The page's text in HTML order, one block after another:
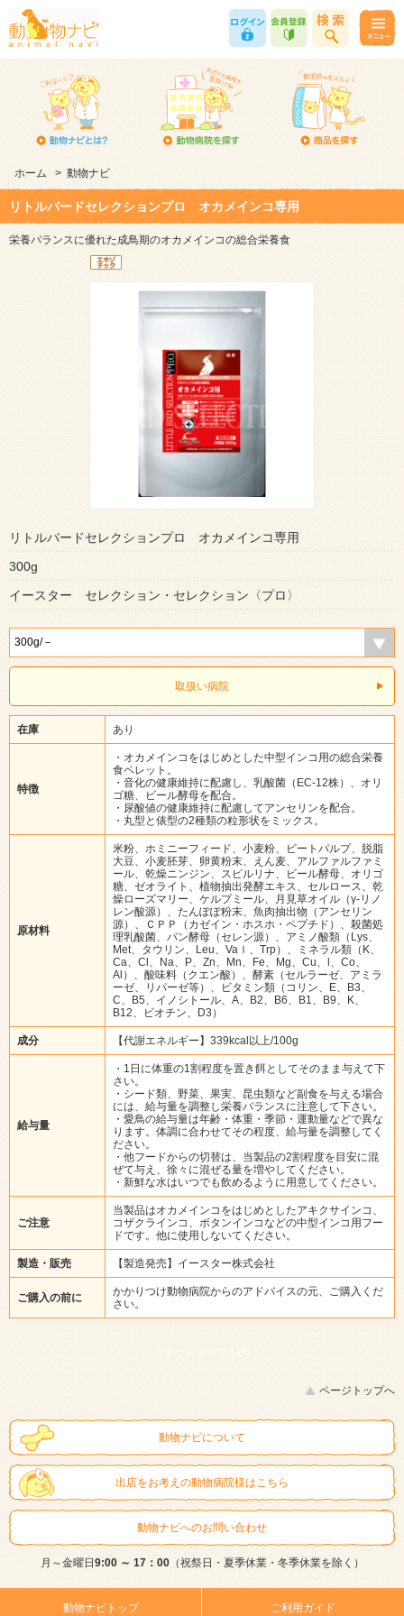
ホーム > 動物ナビ
リトルバードセレクションプロ オカメインコ専用
栄養バランスに優れた成鳥期のオカメインコの総合栄養食
リトルバードセレクションプロ オカメインコ専用
300g
イースター セレクション・セレクション〈プロ〉
取扱い病院
在庫 あり
特徴
・オカメインコをはじめとした中型インコ用の総合栄養
食ペレット。
・音化の健康維持に配慮し、乳酸菌（EC-12株）、オリ
ゴ糖、ビール酵母を配合。
・尿酸値の健康維持に配慮してアンセリンを配合。
・丸型と俵型の2種類の粒形状をミックス。
原材料
米粉、ホミニーフィード、小麦粉、ビートパルプ、脱脂
大豆、小麦胚芽、卵黄粉末、えん麦、アルファルファミ
ール、乾燥ニンジン、スピルリナ、ビール酵母、オリゴ
糖、ゼオライト、植物抽出発酵エキス、セルロース、乾
燥ローズマリー、ケルプミール、月見草オイル（γ-リノ
レン酸源）、たんぽぽ粉末、魚肉抽出物（アンセリン
源）、ＣＰＰ（カゼイン・ホスホ・ペプチド）、殺菌処
理乳酸菌、パン酵母（セレン源）、アミノ酸類（Lys、
Met、タウリン、Leu、Vaｌ、Trp）、ミネラル類（K、
Ca、Cl、Na、P、Zn、Mn、Fe、Mg、Cu、l、Co、
Al）、酸味料（クエン酸）、酵素（セルラーゼ、アミラ
ーゼ、リパーゼ等）、ビタミン類（コリン、E、B3、
C、B5、イノシトール、A、B2、B6、B1、B9、K、
B12、ビオチン、D3）
成分 【代謝エネルギー】339kcal以上/100g
給与量
・1日に体重の1割程度を置き餌としてそのまま与えて下
さい。
・シード類、野菜、果実、昆虫類など副食を与える場合
には、給与量を調整し栄養バランスに注意して下さい。
・愛鳥の給与量は年齢・体重・季節・運動量などで異な
ります。体調に合わせてその程度、給与量を調整してく
ださい。
・他フードからの切替は、当製品の2割程度を目安に混
ぜて与え、徐々に混ぜる量を増やしてください。
・新鮮な水はいつでも飲めるように用意してください。
ご注意
当製品はオカメインコをはじめとしたアキクサインコ、
コザクラインコ、ボタンインコなどの中型インコ用フー
ドです。他に使用しないてください。
製造・販売 【製造発売】イースター株式会社
ご購入の前に
かかりつけ動物病院からのアドバイスの元、ご購入くだ
さい。
スマートフォン | PC
ページトップへ
動物ナビについて
出店をお考えの動物病院様はこちら
動物ナビへのお問い合わせ
月～金曜日9:00 ～ 17：00（祝祭日・夏季休業・冬季休業を除く）
動物ナビトップ ご利用ガイド